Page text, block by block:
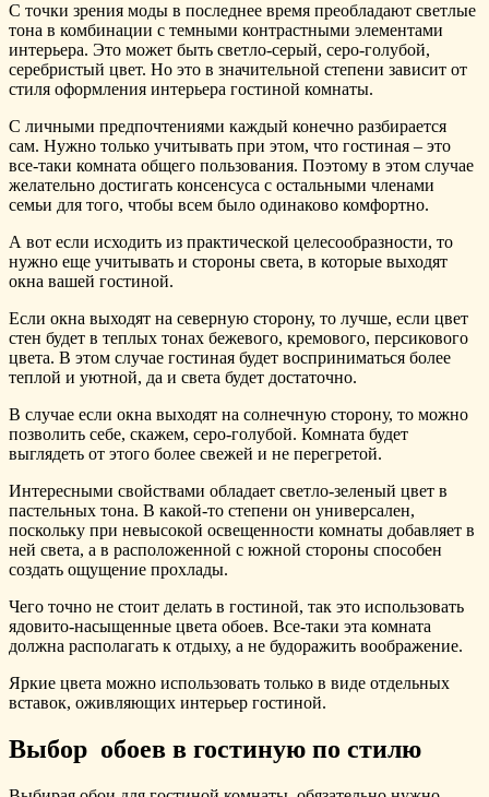
С точки зрения моды в последнее время преобладают светлые
тона в комбинации с темными контрастными элементами
интерьера. Это может быть светло-серый, серо-голубой,
серебристый цвет. Но это в значительной степени зависит от
стиля оформления интерьера гостиной комнаты.
С личными предпочтениями каждый конечно разбирается
сам. Нужно только учитывать при этом, что гостиная – это
все-таки комната общего пользования. Поэтому в этом случае
желательно достигать консенсуса с остальными членами
семьи для того, чтобы всем было одинаково комфортно.
А вот если исходить из практической целесообразности, то
нужно еще учитывать и стороны света, в которые выходят
окна вашей гостиной.
Если окна выходят на северную сторону, то лучше, если цвет
стен будет в теплых тонах бежевого, кремового, персикового
цвета. В этом случае гостиная будет восприниматься более
теплой и уютной, да и света будет достаточно.
В случае если окна выходят на солнечную сторону, то можно
позволить себе, скажем, серо-голубой. Комната будет
выглядеть от этого более свежей и не перегретой.
Интересными свойствами обладает светло-зеленый цвет в
пастельных тона. В какой-то степени он универсален,
поскольку при невысокой освещенности комнаты добавляет в
ней света, а в расположенной с южной стороны способен
создать ощущение прохлады.
Чего точно не стоит делать в гостиной, так это использовать
ядовито-насыщенные цвета обоев. Все-таки эта комната
должна располагать к отдыху, а не будоражить воображение.
Яркие цвета можно использовать только в виде отдельных
вставок, оживляющих интерьер гостиной.
Выбор обоев в гостиную по стилю